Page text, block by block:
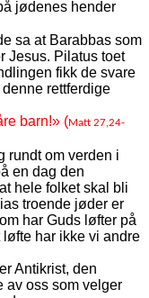
jødenes hender
sa at Barabbas som
Jesus. Pilatus toet
fikk de svare
rettferdige
barn!» (Matt 27,24-
rundt om verden i
en dag den
hele folket skal bli
troende jøder er
har Guds løfter på
har ikke vi andre
Antikrist, den
av oss som velger